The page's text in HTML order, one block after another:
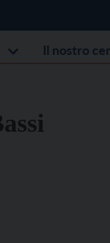
Il nostro